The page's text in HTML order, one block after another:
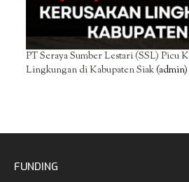
PT Seraya Sumber Lestari (SSL) Picu
Lingkungan di Kabupaten Siak(admin)
FUNDING